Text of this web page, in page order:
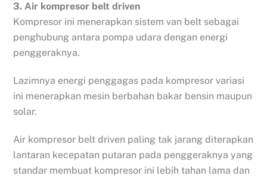
3. Air kompresor belt driven
Kompresor ini menerapkan sistem van belt sebagai
penghubung antara pompa udara dengan energi
penggeraknya.
Lazimnya energi penggagas pada kompresor variasi
ini menerapkan mesin berbahan bakar bensin maupun
solar.
Air kompresor belt driven paling tak jarang diterapkan
lantaran kecepatan putaran pada penggeraknya yang
standar membuat kompresor ini lebih tahan lama dan